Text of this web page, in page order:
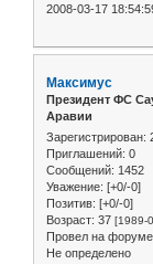
2008-03-17
Максимус
Президент ФС
Аравии
Зарегистрирован:
Приглашений: 0
Сообщений: 1452
Уважение: [+0/-0]
Позитив: [+0/-0]
Возраст: 37 [1989-
Провел на
Не определено